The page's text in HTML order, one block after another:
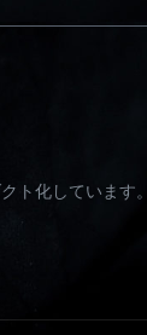
ト化しています